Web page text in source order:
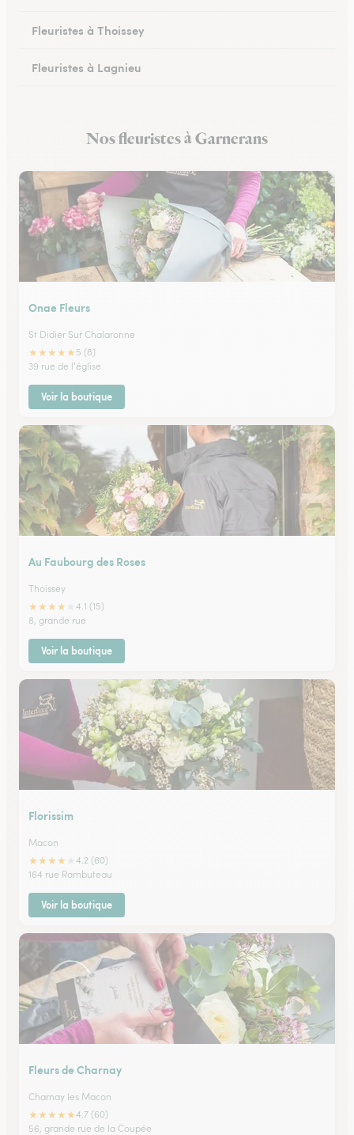
Fleuristes à Thoissey
Fleuristes à Lagnieu
Fleuristes à Oyonnax
Nos fleuristes à Garnerans
Onae Fleurs
St Didier Sur Chalaronne
★★★★★ 5 (8)
39 rue de l'église
Voir la boutique
Au Faubourg des Roses
Thoissey
★★★★
4.1 (15)
8, grande rue
Voir la boutique
Florissim
Macon
★★★★
4.2 (60)
164 rue Rambuteau
Voir la boutique
Fleurs de Charnay
Charnay les Macon
★★★★★4.7 (60)
56, grande rue de la Coupée